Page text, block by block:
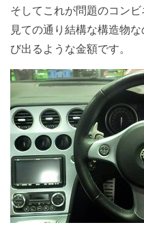
そしてこれが問題のコン
見ての通り結構な構造物
び出るような金額です。